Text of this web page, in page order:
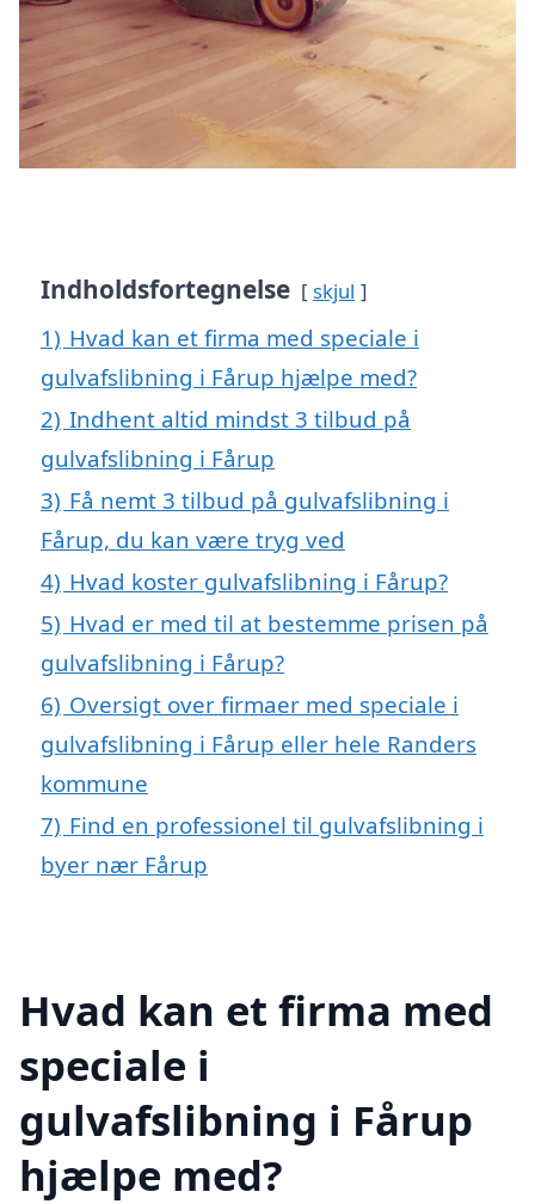
Indholdsfortegnelse skjul
1) Hvad kan et firma med speciale i
gulvafslibning i Fårup hjælpe med?
2) Indhent altid mindst 3 tilbud på
gulvafslibning i Fårup
3) Få nemt 3 tilbud på gulvafslibning i
Fårup, du kan være tryg ved
4) Hvad koster gulvafslibning i Fårup?
5) Hvad er med til at bestemme prisen på
gulvafslibning i Fårup?
6) Oversigt over firmaer med speciale i
gulvafslibning i Fårup eller hele Randers
kommune
7) Find en professionel til gulvafslibning i
byer nær Fårup
Hvad kan et firma med
speciale i
gulvafslibning i Fårup
hjælpe med?